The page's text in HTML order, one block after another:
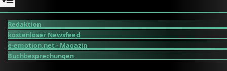
Redaktion
kostenloser Newsfeed
e-emotion.net - Magazin
Buchbesprechungen